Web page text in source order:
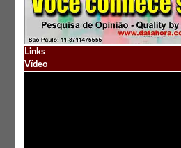
Links
Vídeo